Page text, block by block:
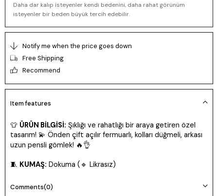
Daha dar kalıp isteyenler kendi bedenini, daha rahat görünüm
isteyenler bir beden büyük tercih edebilir.
Notify me when the price goes down
Free Shipping
Recommend
Item features
👕 ÜRÜN BİLGİSİ: Şıklığı ve rahatlığı bir araya getiren özel
tasarım! 💫 Önden çift açılır fermuarlı, kolları düğmeli, arkası
uzun pensli gömlek! 🔥👌
🧵 KUMAŞ: Dokuma (🔹 Likrasız)
Tam Kalıp
👩‍🎤Manken:
Comments(0)